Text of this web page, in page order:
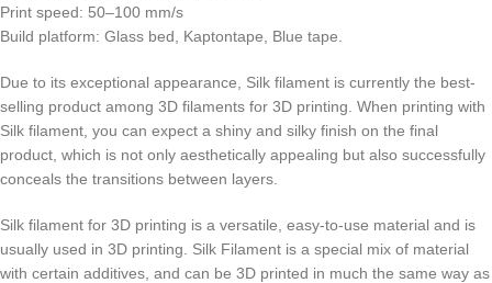
Print speed: 50–100 mm/s
Build platform: Glass bed, Kaptontape, Blue tape.
Due to its exceptional appearance, Silk filament is currently the best-
selling product among 3D filaments for 3D printing. When printing with
Silk filament, you can expect a shiny and silky finish on the final
product, which is not only aesthetically appealing but also successfully
conceals the transitions between layers.
Silk filament for 3D printing is a versatile, easy-to-use material and is
usually used in 3D printing. Silk Filament is a special mix of material
with certain additives, and can be 3D printed in much the same way as